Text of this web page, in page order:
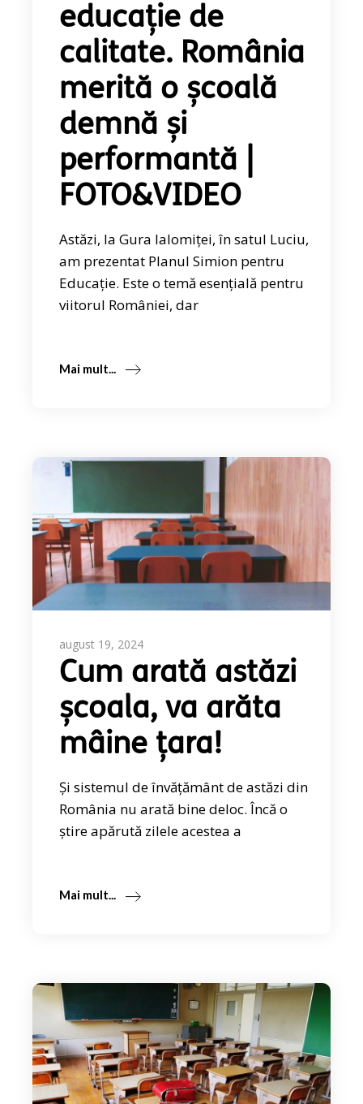
educație de
calitate. România
merită o școală
demnă și
performantă |
FOTO&VIDEO
Astăzi, la Gura Ialomiței, în satul Luciu,
am prezentat Planul Simion pentru
Educație. Este o temă esențială pentru
viitorul României, dar
Mai mult...
august 19, 2024
Cum arată astăzi
școala, va arăta
mâine țara!
Și sistemul de învățământ de astăzi din
România nu arată bine deloc. Încă o
știre apărută zilele acestea a
Mai mult...